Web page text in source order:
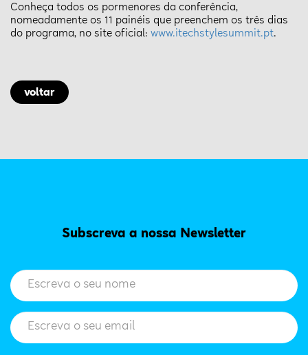
Conheça todos os pormenores da conferência,
nomeadamente os 11 painéis que preenchem os três dias
do programa, no site oficial: www.itechstylesummit.pt.
voltar
Subscreva a nossa Newsletter